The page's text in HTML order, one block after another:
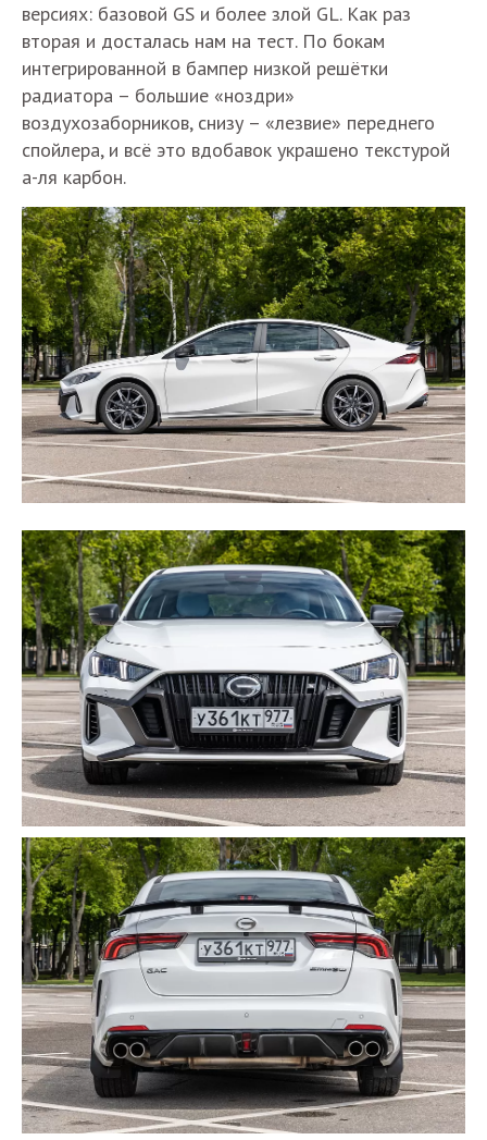
версиях: базовой GS и более злой GL. Как раз
вторая и досталась нам на тест. По бокам
интегрированной в бампер низкой решётки
радиатора – большие «ноздри»
воздухозаборников, снизу – «лезвие» переднего
спойлера, и всё это вдобавок украшено текстурой
а-ля карбон.